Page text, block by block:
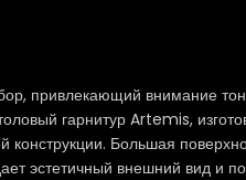
привлекающий внимание
гарнитур Artemis,
конструкции. Большая
эстетичный внешний вид и